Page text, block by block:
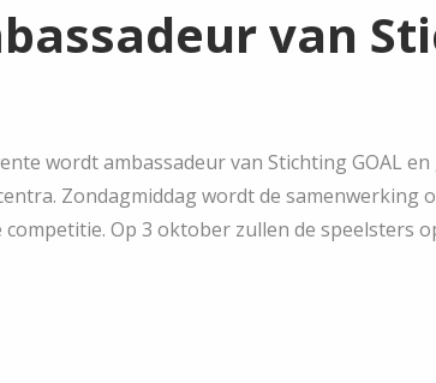
van
wordt ambassadeur van Stichting GOAL
Zondagmiddag wordt de samenwerking
Op 3 oktober zullen de speelsters